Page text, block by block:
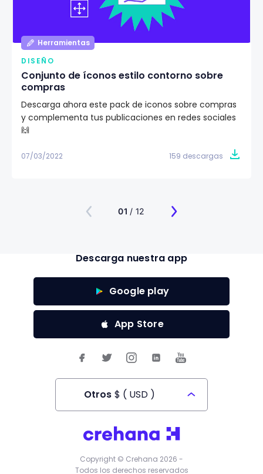
Herramientas
DISEÑO
Conjunto de íconos estilo contorno sobre
compras
Descarga ahora este pack de iconos sobre compras
y complementa tus publicaciones en redes sociales
🙌
07/03/2022 159 descargas
01 / 12
Descarga nuestra app
Google play
App Store
Otros $ ( USD )
Todos los derechos reservados